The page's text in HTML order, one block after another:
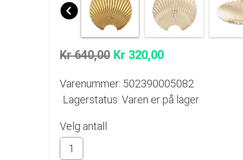
Kr 640,00 Kr 320,00
Varenummer: 502390005082
Lagerstatus: Varen er på lager
Velg antall